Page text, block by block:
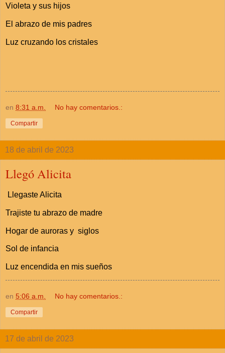
Violeta y sus hijos
El abrazo de mis padres
Luz cruzando los cristales
en 8:31 a.m. No hay comentarios.:
Compartir
18 de abril de 2023
Llegó Alicita
Llegaste Alicita
Trajiste tu abrazo de madre
Hogar de auroras y siglos
Sol de infancia
Luz encendida en mis sueños
en 5:06 a.m. No hay comentarios.:
Compartir
17 de abril de 2023